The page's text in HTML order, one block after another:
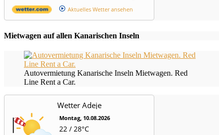
Aktuelles Wetter ansehen
Mietwagen auf allen Kanarischen Inseln
Autovermietung Kanarische Inseln Mietwagen. Red
Line Rent a Car.
Wetter Adeje
Montag, 10.08.2026
22 / 28°C